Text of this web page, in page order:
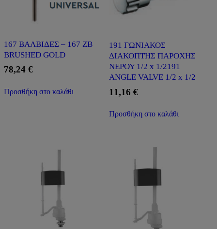
167 ΒΑΛΒΙΔΕΣ – 167 ZB
BRUSHED GOLD
78,24 €
Προσθήκη στο καλάθι
191 ΓΩΝΙΑΚΟΣ
ΔΙΑΚΟΠΤΗΣ ΠΑΡΟΧΗΣ
ΝΕΡΟΥ 1/2 x 1/2191
ANGLE VALVE 1/2 x 1/2
11,16 €
Προσθήκη στο καλάθι